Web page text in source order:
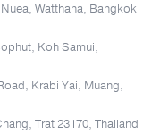
Watthana, Bangkok
Koh Samui,
Krabi Yai, Muang,
Trat 23170, Thailand